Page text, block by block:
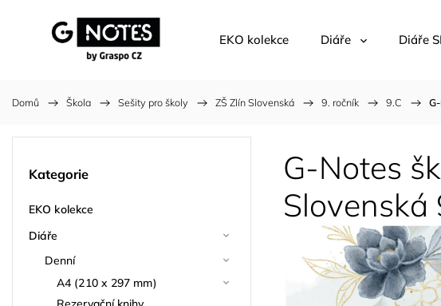
EKO kolekce Diáře Diáře
Domů / Škola / Sešity pro školy / ZŠ Zlín Slovenská / 9. ročník / 9.C /
Kategorie
EKO kolekce
Diáře
Denní
A4 (210 x 297 mm)
G-Notes
Slovenská